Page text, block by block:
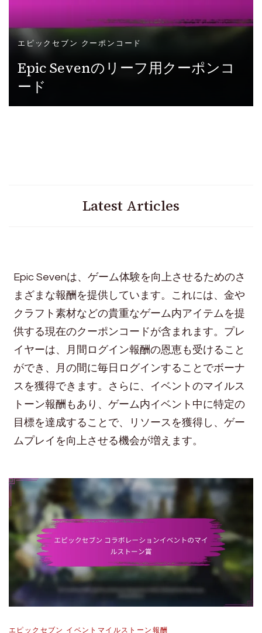
エピックセブン クーポンコード
Epic Sevenのリーフ用クーポンコ
ード
Latest Articles
Epic Sevenは、ゲーム体験を向上させるためのさ
まざまな報酬を提供しています。これには、金や
クラフト素材などの貴重なゲーム内アイテムを提
供する現在のクーポンコードが含まれます。プレ
イヤーは、月間ログイン報酬の恩恵も受けること
ができ、月の間に毎日ログインすることでボーナ
スを獲得できます。さらに、イベントのマイルス
トーン報酬もあり、ゲーム内イベント中に特定の
目標を達成することで、リソースを獲得し、ゲー
ムプレイを向上させる機会が増えます。
エピックセブン イベントマイルストーン報酬